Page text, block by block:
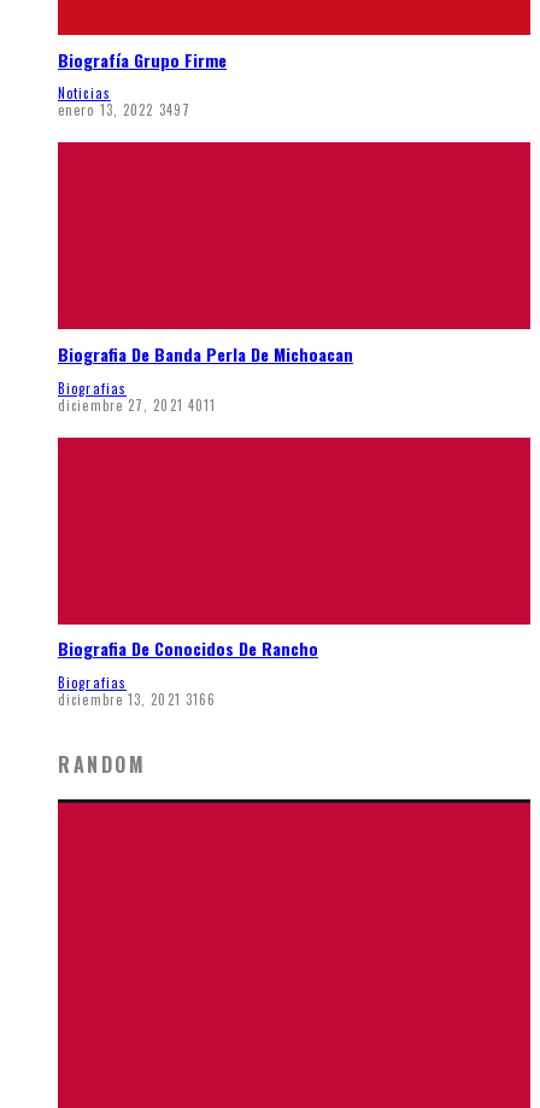
Biografía Grupo Firme
Noticias
enero 13, 2022 3497
Biografia De Banda Perla De Michoacan
Biografias
diciembre 27, 2021 4011
Biografia De Conocidos De Rancho
Biografias
diciembre 13, 2021 3166
RANDOM